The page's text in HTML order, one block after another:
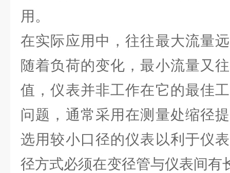
用。
在实际应用中，往往最大流量
随着负荷的变化，最小流量又
值，仪表并非工作在它的最佳
问题，通常采用在测量处缩径
选用较小口径的仪表以利于仪
径方式必须在变径管与仪表间有